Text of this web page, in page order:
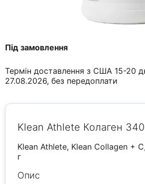
Під замовлення
Термін доставлення з США 15-20
27.08.2026, без передоплати
Klean Athlete Колаген
Klean Athlete, Klean Collagen +
г
Опис